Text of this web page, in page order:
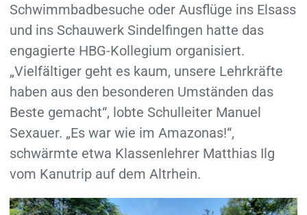
Schwimmbadbesuche oder Ausflüge ins Elsass
und ins Schauwerk Sindelfingen hatte das
engagierte HBG-Kollegium organisiert.
„Vielfältiger geht es kaum, unsere Lehrkräfte
haben aus den besonderen Umständen das
Beste gemacht“, lobte Schulleiter Manuel
Sexauer. „Es war wie im Amazonas!“,
schwärmte etwa Klassenlehrer Matthias Ilg
vom Kanutrip auf dem Altrhein.